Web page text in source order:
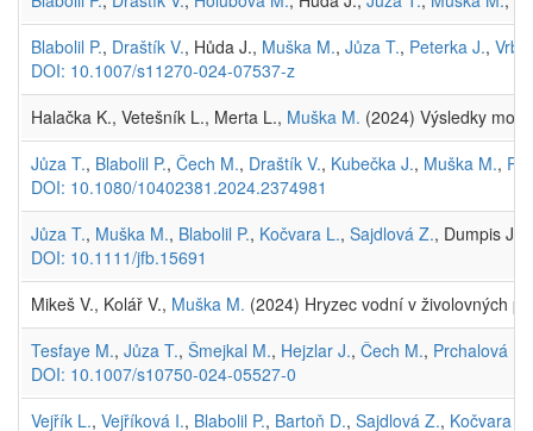
Blabolil P., Draštík V., Hůda J., Muška M., Jůza T., Peterka J.,
DOI: 10.1007/s11270-024-07537-z
Halačka K., Vetešník L., Merta L., Muška M. (2024) Výsledky
Jůza T., Blabolil P., Čech M., Draštík V., Kubečka J., Muška M.,
DOI: 10.1080/10402381.2024.2374981
Jůza T., Muška M., Blabolil P., Kočvara L., Sajdlová Z., Dumpis J.,
DOI: 10.1111/jfb.15691
Mikeš V., Kolář V., Muška M. (2024) Hryzec vodní v živolovných
Tesfaye M., Jůza T., Šmejkal M., Hejzlar J., Čech M., Prchalová M.
DOI: 10.1007/s10750-024-05527-0
Vejřík L., Vejříková I., Blabolil P., Bartoň D., Sajdlová Z., Kočvara L.